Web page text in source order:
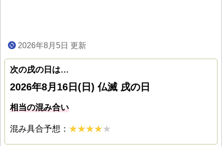
2026年8月5日 更新
次の戌の日は…
2026年8月16日(日) 仏滅 戌の日
相当の混み合い
混み具合予想：